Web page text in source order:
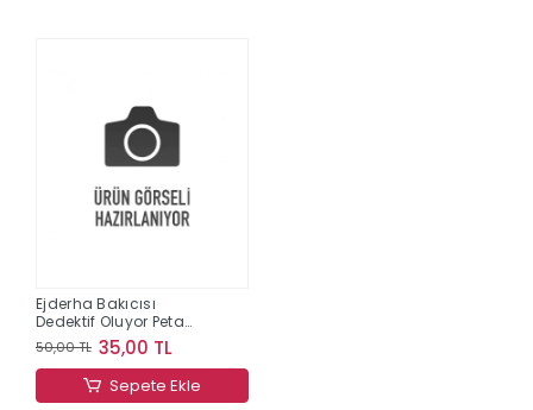
Ejderha Bakıcısı
Dedektif Oluyor Peta
Kitap
50,00 TL 35,00 TL
Sepete Ekle